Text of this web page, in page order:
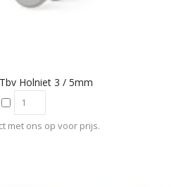
Holniet 3 / 5mm
met ons op voor prijs.